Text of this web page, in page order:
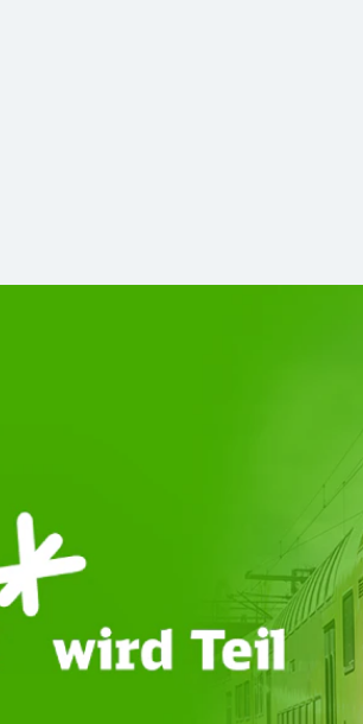
Niedersachsen Mitte
DB Regio. Ziel ist ein stabilerer und